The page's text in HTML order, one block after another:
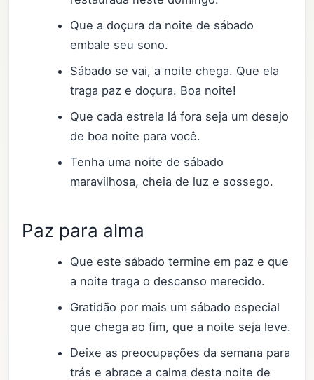
Que a doçura da noite de sábado
embale seu sono.
Sábado se vai, a noite chega. Que ela
traga paz e doçura. Boa noite!
Que cada estrela lá fora seja um desejo
de boa noite para você.
Tenha uma noite de sábado
maravilhosa, cheia de luz e sossego.
Paz para alma
Que este sábado termine em paz e que
a noite traga o descanso merecido.
Gratidão por mais um sábado especial
que chega ao fim, que a noite seja leve.
Deixe as preocupações da semana para
trás e abrace a calma desta noite de